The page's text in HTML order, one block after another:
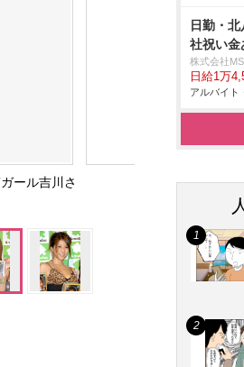
ール吉川さ
日勤・
社祝い金
株式会社
日給1万
アルバイト